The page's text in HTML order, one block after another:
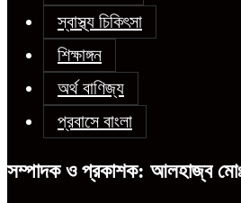
স্বাস্থ্য চিকিৎসা
শিক্ষাঙ্গন
অর্থ বাণিজ্য
প্রবাসে বাংলা
সম্পাদক ও প্রকাশক: আলহাজ্ব